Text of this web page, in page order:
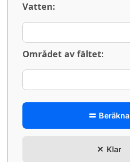
Vatten:
Området av fältet:
Beräkna
Klar